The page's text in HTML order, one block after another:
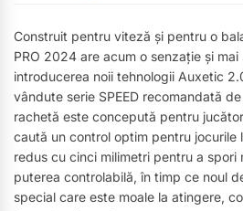
Construit pentru viteză și pentru o
PRO 2024 are acum o senzație și
introducerea noii tehnologii Auxetic
vândute serie SPEED recomandată
rachetă este concepută pentru
caută un control optim pentru jocurile
redus cu cinci milimetri pentru a spori
puterea controlabilă, în timp ce noul
special care este moale la atingere,